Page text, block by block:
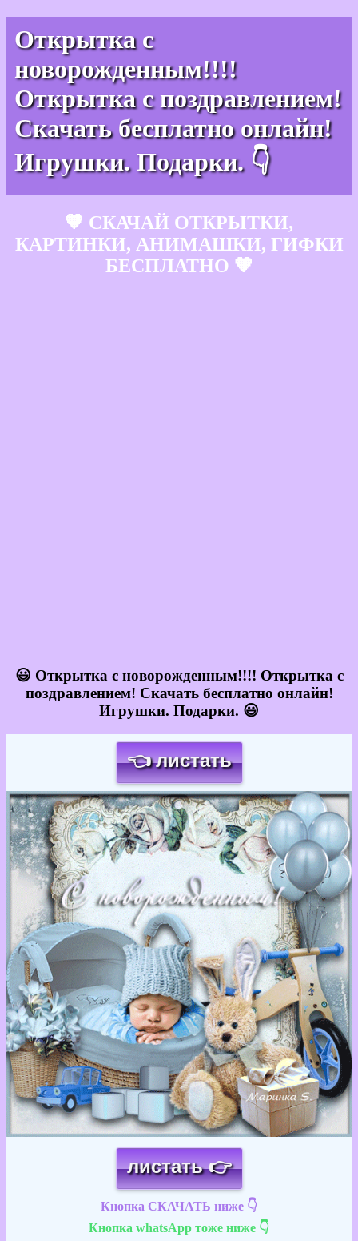
Открытка с
новорожденным!!!!
Открытка с поздравлением!
Скачать бесплатно онлайн!
Игрушки. Подарки. 👇
🧡 СКАЧАЙ ОТКРЫТКИ,
КАРТИНКИ, АНИМАШКИ, ГИФКИ
БЕСПЛАТНО 🧡
😃 Открытка с новорожденным!!!! Открытка с
поздравлением! Скачать бесплатно онлайн!
Игрушки. Подарки. 😃
👈 листать
Загрузка картинки...
листать 👉
Кнопка СКАЧАТЬ ниже 👇
Кнопка whatsApp тоже ниже 👇